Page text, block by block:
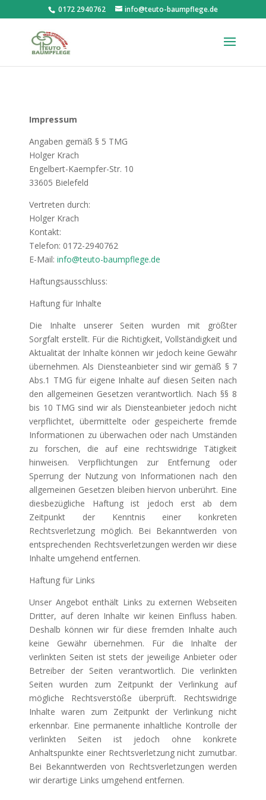
0172 2940762 info@teuto-baumpflege.de
Impressum
Angaben gemäß § 5 TMG
Holger Krach
Engelbert-Kaempfer-Str. 10
33605 Bielefeld
Vertreten durch:
Holger Krach
Kontakt:
Telefon: 0172-2940762
E-Mail:info@teuto-baumpflege.de
Haftungsausschluss:
Haftung für Inhalte
Die Inhalte unserer Seiten wurden mit größter
Sorgfalt erstellt. Für die Richtigkeit, Vollständigkeit und
Aktualität der Inhalte können wir jedoch keine Gewähr
übernehmen. Als Diensteanbieter sind wir gemäß § 7
Abs.1 TMG für eigene Inhalte auf diesen Seiten nach
den allgemeinen Gesetzen verantwortlich. Nach §§ 8
bis 10 TMG sind wir als Diensteanbieter jedoch nicht
verpflichtet, übermittelte oder gespeicherte fremde
Informationen zu überwachen oder nach Umständen
zu forschen, die auf eine rechtswidrige Tätigkeit
hinweisen. Verpflichtungen zur Entfernung oder
Sperrung der Nutzung von Informationen nach den
allgemeinen Gesetzen bleiben hiervon unberührt. Eine
diesbezügliche Haftung ist jedoch erst ab dem
Zeitpunkt der Kenntnis einer konkreten
Rechtsverletzung möglich. Bei Bekanntwerden von
entsprechenden Rechtsverletzungen werden wir diese
Inhalte umgehend entfernen.
Haftung für Links
Unser Angebot enthält Links zu externen Webseiten
Dritter, auf deren Inhalte wir keinen Einfluss haben.
Deshalb können wir für diese fremden Inhalte auch
keine Gewähr übernehmen. Für die Inhalte der
verlinkten Seiten ist stets der jeweilige Anbieter oder
Betreiber der Seiten verantwortlich. Die verlinkten
Seiten wurden zum Zeitpunkt der Verlinkung auf
mögliche Rechtsverstöße überprüft. Rechtswidrige
Inhalte waren zum Zeitpunkt der Verlinkung nicht
erkennbar. Eine permanente inhaltliche Kontrolle der
verlinkten Seiten ist jedoch ohne konkrete
Anhaltspunkte einer Rechtsverletzung nicht zumutbar.
Bei Bekanntwerden von Rechtsverletzungen werden
wir derartige Links umgehend entfernen.